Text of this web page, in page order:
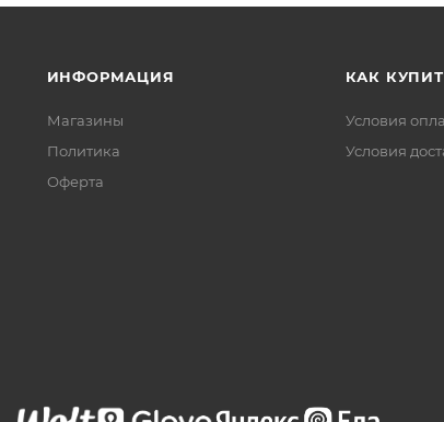
ИНФОРМАЦИЯ
Магазины
Политика
Офертa
КАК
Условия
Условия